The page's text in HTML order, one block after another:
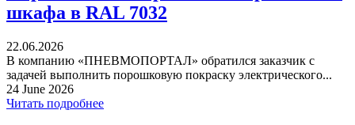
шкафа в RAL 7032
22.06.2026
В компанию «ПНЕВМОПОРТАЛ» обратился заказчик с
задачей выполнить порошковую покраску электрического...
24 June 2026
Читать подробнее